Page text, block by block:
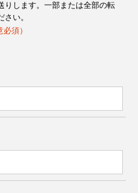
りします。一部または全部の転
い。
必須）